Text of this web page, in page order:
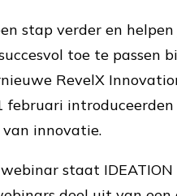
stap verder en
toe te passen
RevelX
februari
innovatie.
staat IDEATION